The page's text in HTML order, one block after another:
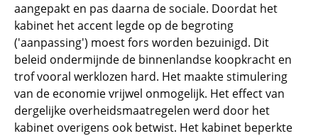
aangepakt en pas daarna de sociale. Doordat het
kabinet het accent legde op de begroting
('aanpassing') moest fors worden bezuinigd. Dit
beleid ondermijnde de binnenlandse koopkracht en
trof vooral werklozen hard. Het maakte stimulering
van de economie vrijwel onmogelijk. Het effect van
dergelijke overheidsmaatregelen werd door het
kabinet overigens ook betwist. Het kabinet beperkte